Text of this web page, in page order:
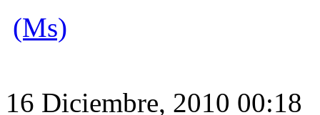
(Ms)
16 Diciembre, 2010 00:18